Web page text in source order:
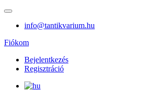
info@tantikvarium.hu
Fiókom
Bejelentkezés
Regisztráció